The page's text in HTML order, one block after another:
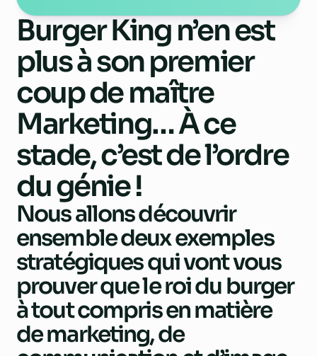
Burger King n’en est
plus à son premier
coup de maître
Marketing… À ce
stade, c’est de l’ordre
du génie !
Nous allons découvrir
ensemble deux exemples
stratégiques qui vont vous
prouver que le roi du burger
à tout compris en matière
de marketing, de